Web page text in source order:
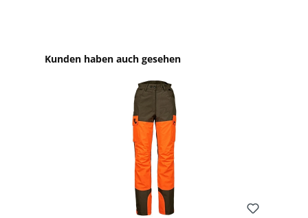
Produktgalerie überspringen
Kunden haben auch gesehen